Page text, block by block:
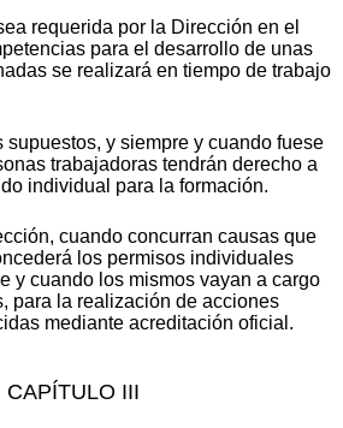
requerida por la Dirección en el
para el desarrollo de unas
se realizará en tiempo de trabajo
supuestos, y siempre y cuando fuese
trabajadoras tendrán derecho a
individual para la formación.
cuando concurran causas que
los permisos individuales
y cuando los mismos vayan a cargo
para la realización de acciones
mediante acreditación oficial.
CAPÍTULO III